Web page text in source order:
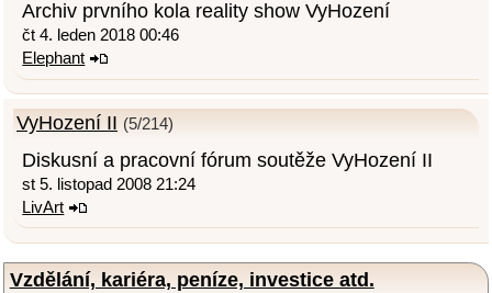
Archiv prvního kola reality show VyHození
čt 4. leden 2018 00:46
Elephant
VyHození II (5/214)
Diskusní a pracovní fórum soutěže VyHození II
st 5. listopad 2008 21:24
LivArt
Vzdělání, kariéra, peníze, investice atd.